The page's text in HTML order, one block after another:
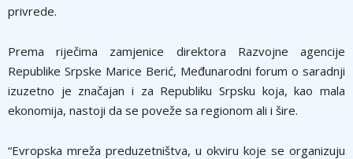
privrede.
Prema riječima zamjenice direktora Razvojne agencije
Republike Srpske Marice Berić, Međunarodni forum o saradnji
izuzetno je značajan i za Republiku Srpsku koja, kao mala
ekonomija, nastoji da se poveže sa regionom ali i šire.
“Evropska mreža preduzetništva, u okviru koje se organizuju